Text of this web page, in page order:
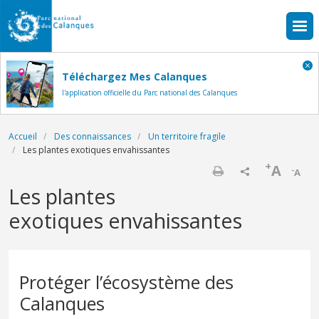
Aller au contenu principal
Téléchargez Mes Calanques
l'application officielle du Parc national des Calanques
Fil d'Ariane
Accueil Des connaissances
Un territoire fragile
Les plantes exotiques envahissantes
-A
+A
Les plantes
exotiques envahissantes
Protéger l’écosystème des
Calanques